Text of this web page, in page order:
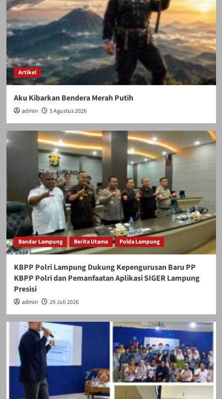
Artikel
Aku Kibarkan Bendera Merah Putih
admin 5 Agustus 2026
Bandar Lampung Berita Utama Polda Lampung
KBPP Polri Lampung Dukung Kepengurusan Baru PP
KBPP Polri dan Pemanfaatan Aplikasi SIGER Lampung
Presisi
admin 29 Juli 2026